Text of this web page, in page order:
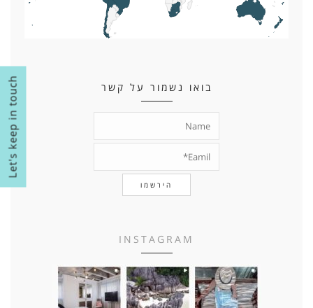
Let's keep in touch בואו נשמור על קשר
INSTAGRAM